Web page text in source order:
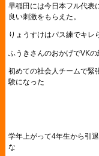
早稲田には今日本フル代表
良い刺激をもらえた。
りょうすけはパス練でキレ
ふうきさんのおかげでVK
初めての社会人チームで緊
験になった
学年上がって4年生から引
な